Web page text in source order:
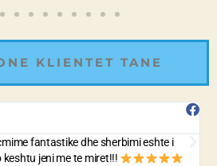
KLIENTET TANE
fantastike dhe sherbimi eshte i
keshtu jeni me te miret!!!